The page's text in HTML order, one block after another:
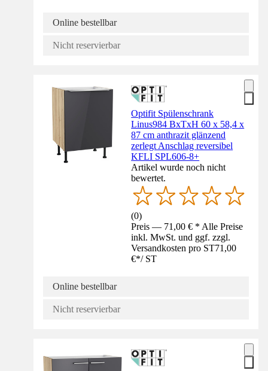
Online bestellbar
Nicht reservierbar
Optifit Spülenschrank
Linus984 BxTxH 60 x 58,4 x
87 cm anthrazit glänzend
zerlegt Anschlag reversibel
KFLI SPL606-8+
Artikel wurde noch nicht
bewertet.
(0)
Preis — 71,00 € * Alle Preise
inkl. MwSt. und ggf. zzgl.
Versandkosten pro ST71,00
€*/ ST
Online bestellbar
Nicht reservierbar